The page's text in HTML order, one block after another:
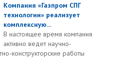
Компания «Газпром СПГ
технологии» реализует
комплексную...
В настоящее время компания
активно ведет научно-
конструкторские работы